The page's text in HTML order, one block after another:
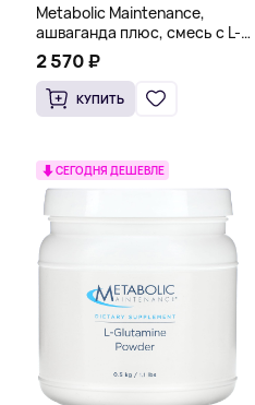
Metabolic Maintenance,
ашваганда плюс, смесь с L-
теанином и магнием, 60
вегетарианских капсул
2 570 ₽
КУПИТЬ
СЕГОДНЯ ДЕШЕВЛЕ